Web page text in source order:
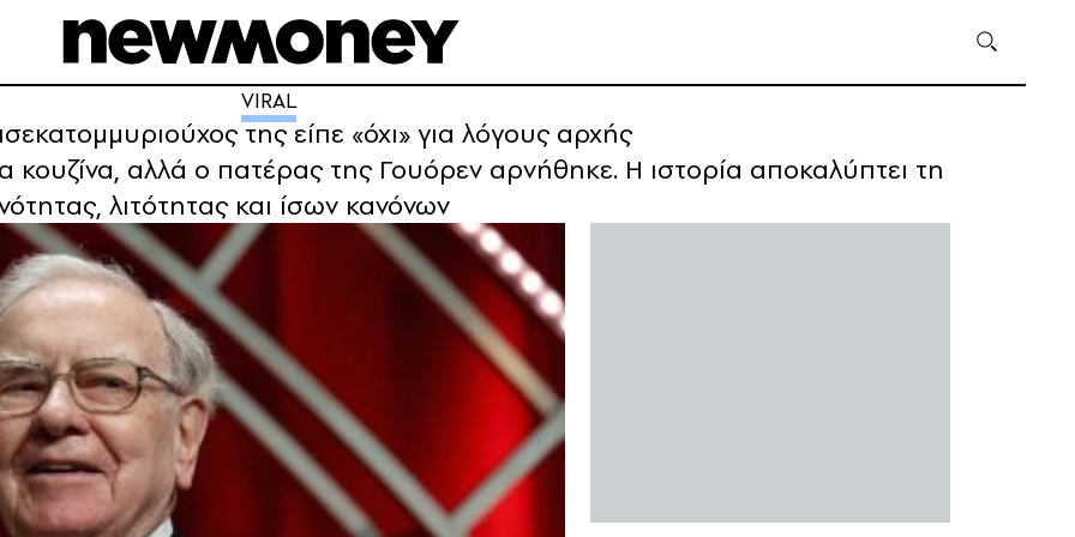
VIRAL
της είπε «όχι» για λόγους αρχής
κουζίνα, αλλά ο πατέρας της Γουόρεν αρνήθηκε. Η ιστορία αποκαλύπτει τη
λιτότητας και ίσων κανόνων